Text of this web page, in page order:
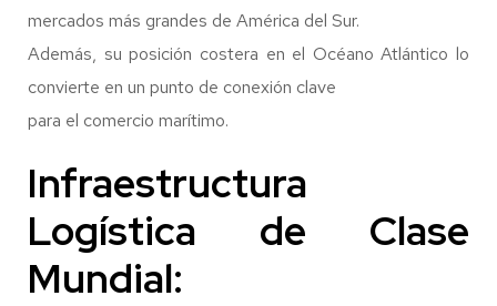
mercados más grandes de América del Sur.
Además, su posición costera en el Océano Atlántico lo
convierte en un punto de conexión clave
para el comercio marítimo.
Infraestructura
Logística de Clase
Mundial: